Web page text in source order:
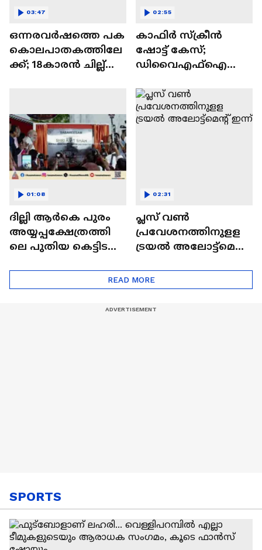
ഒന്നരവർഷത്തെ പക
കൊലപാതകത്തിലേ
ക്ക്; 18കാരൻ ചില്ല്
പിടിയിൽ
03:47
കാഫിർ സ്ക്രീൻ
ഷോട്ട് കേസ്;
ഡിവൈഎഫ്ഐ
ചോദ്യം ചെയ്യും
02:55
ദില്ലി ആർകെ പുരം
അയ്യപ്പക്ഷേത്രത്തി
ലെ പുതിയ കെട്ടിട
ഉദ്ഘാടനം നിർവഹിച്ച്
അമിത് ഷാ
01:08
പ്ലസ് വൺ
പ്രവേശനത്തിനുളള
ട്രയൽ അലോട്ട്മെന്റ്
02:31
READ MORE
SPORTS